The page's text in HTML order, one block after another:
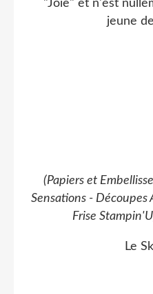
"Joie" et n'est
jeune
(Papiers et
Sensations - Découpes
Frise
Le